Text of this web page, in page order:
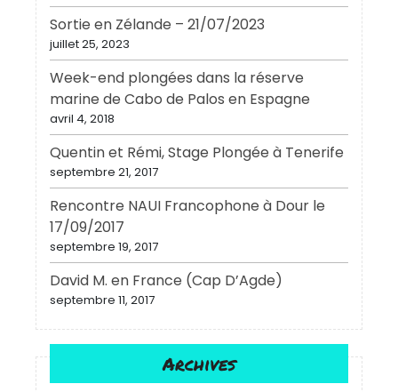
Sortie en Zélande – 21/07/2023
juillet 25, 2023
Week-end plongées dans la réserve
marine de Cabo de Palos en Espagne
avril 4, 2018
Quentin et Rémi, Stage Plongée à Tenerife
septembre 21, 2017
Rencontre NAUI Francophone à Dour le
17/09/2017
septembre 19, 2017
David M. en France (Cap D’Agde)
septembre 11, 2017
Archives